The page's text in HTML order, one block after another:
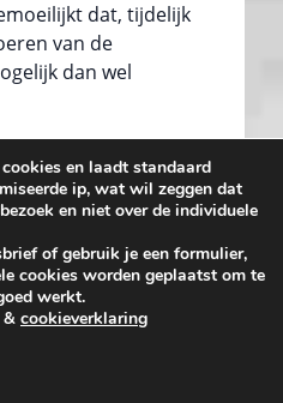
dat, tijdelijk
van de
dan wel
worden
bij
en/of
het museum gebruik
van de
alsmede alles wat
overmacht of
en laadt standaard
ip, wat wil zeggen dat
en niet over de individuele
of gebruik je een formulier,
cookies worden geplaatst om te
werkt.
& cookieverklaring